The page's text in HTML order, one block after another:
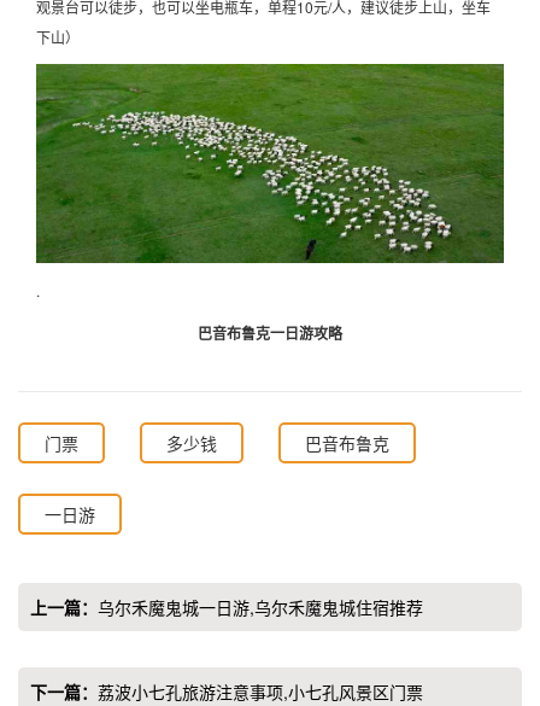
观景台可以徒步，也可以坐电瓶车，单程10元/人，建议徒步上山，坐车
下山）
.
巴音布鲁克一日游攻略
门票 多少钱 巴音布鲁克
一日游
上一篇： 乌尔禾魔鬼城一日游,乌尔禾魔鬼城住宿推荐
下一篇： 荔波小七孔旅游注意事项,小七孔风景区门票